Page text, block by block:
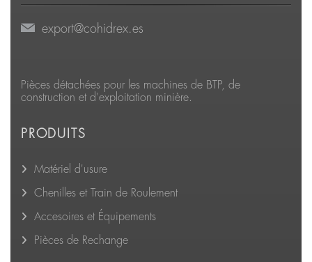
export@cohidrex.es
Pièces détachées pour les machines de BTP, de
construction et d'exploitation minière.
PRODUITS
Matériel d'usure
Chenilles et Train de Roulement
Accesoires et Équipements
Pièces de Rechange